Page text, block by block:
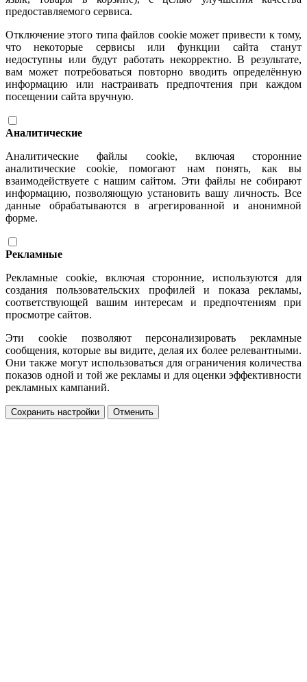
предоставляемого сервиса.
Отключение этого типа файлов cookie может привести к тому,
что некоторые сервисы или функции сайта станут
недоступны или будут работать некорректно. В результате,
вам может потребоваться повторно вводить определённую
информацию или настраивать предпочтения при каждом
посещении сайта вручную.
Аналитические
Аналитические файлы cookie, включая сторонние
аналитические cookie, помогают нам понять, как вы
взаимодействуете с нашим сайтом. Эти файлы не собирают
информацию, позволяющую установить вашу личность. Все
данные обрабатываются в агрегированной и анонимной
форме.
Рекламные
Рекламные cookie, включая сторонние, используются для
создания пользовательских профилей и показа рекламы,
соответствующей вашим интересам и предпочтениям при
просмотре сайтов.
Эти cookie позволяют персонализировать рекламные
сообщения, которые вы видите, делая их более релевантными.
Они также могут использоваться для ограничения количества
показов одной и той же рекламы и для оценки эффективности
рекламных кампаний.
Сохранить настройки Отменить